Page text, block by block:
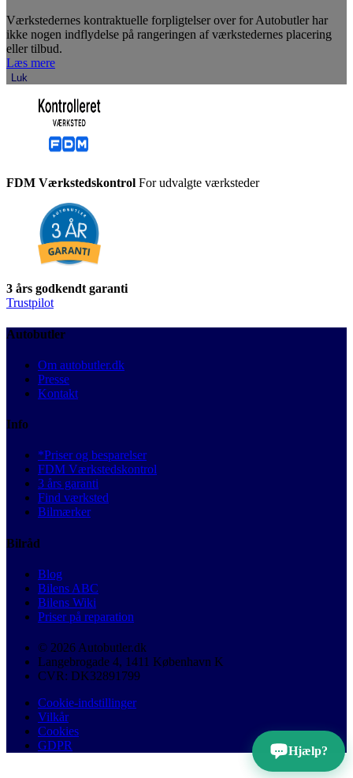
Værkstedernes kontraktuelle forpligtelser over for Autobutler har
ikke nogen indflydelse på rangeringen af værkstedernes placering
eller tilbud.
Læs mere
Luk
FDM Værkstedskontrol For udvalgte værksteder
3 års godkendt garanti
Trustpilot
Autobutler
Om autobutler.dk
Presse
Kontakt
Info
*Priser og besparelser
FDM Værkstedskontrol
3 års garanti
Find værksted
Bilmærker
Bilråd
Blog
Bilens ABC
Bilens Wiki
Priser på reparation
© 2026 Autobutler.dk
Langebrogade 4, 1411 København K
CVR: DK32891799
Cookie-indstillinger
Vilkår
Cookies
GDPR
Hjælp?